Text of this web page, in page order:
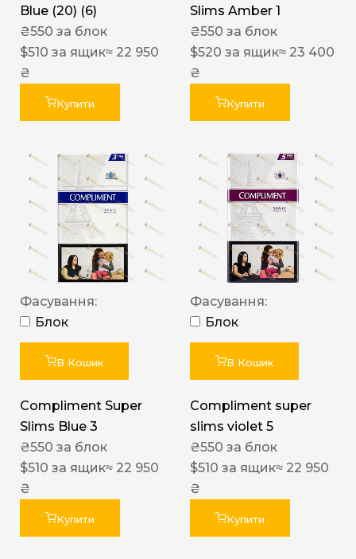
Blue (20) (6)
₴550 за блок
$510 за ящик≈ 22 950
₴
Купити
Slims Amber 1
₴550 за блок
$520 за ящик≈ 23 400
₴
Купити
Фасування:
Блок
В Кошик
Compliment Super
Slims Blue 3
₴550 за блок
$510 за ящик≈ 22 950
₴
Купити
Фасування:
Блок
В Кошик
Compliment super
slims violet 5
₴550 за блок
$510 за ящик≈ 22 950
₴
Купити